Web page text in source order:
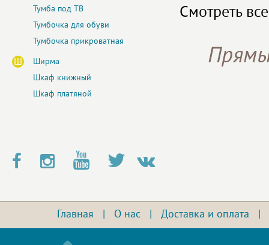
Тумба под ТВ
Тумбочка для обуви
Тумбочка прикроватная
Ш
Ширма
Шкаф книжный
Шкаф платяной
Смотреть
Главная О нас Доставка и оплата